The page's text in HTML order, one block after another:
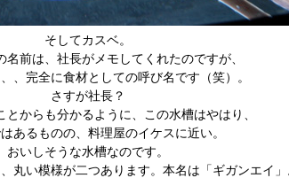
そしてカスベ。
名前は、社長がメモしてくれたのですが、
、完全に食材としての呼び名です（笑）。
さすが社長？
とからも分かるように、この水槽はやはり、
あるものの、料理屋のイケスに近い。
おいしそうな水槽なのです。
丸い模様が二つあります。本名は「ギガンエイ」